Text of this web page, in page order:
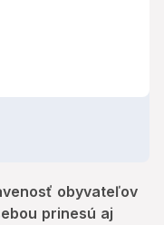
obyvateľov
prinesú aj